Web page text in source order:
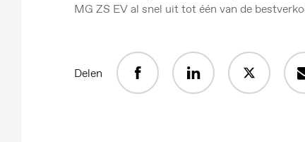
MG ZS EV al snel uit tot één van de
Delen